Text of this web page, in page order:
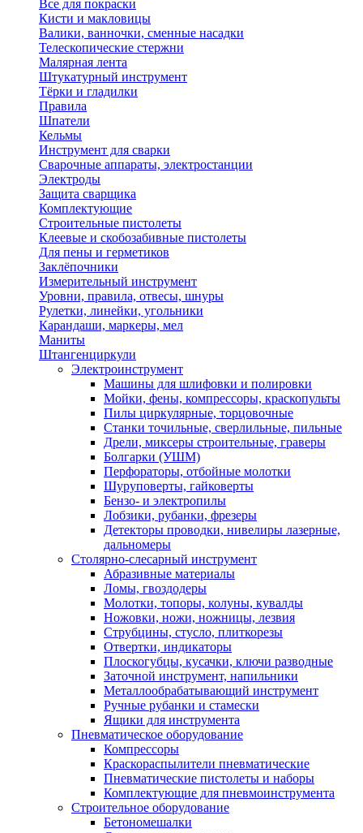
Все для покраски
Кисти и макловицы
Валики, ванночки, сменные насадки
Телескопические стержни
Малярная лента
Штукатурный инструмент
Тёрки и гладилки
Правила
Шпатели
Кельмы
Инструмент для сварки
Сварочные аппараты, электростанции
Электроды
Защита сварщика
Комплектующие
Строительные пистолеты
Клеевые и скобозабивные пистолеты
Для пены и герметиков
Заклёпочники
Измерительный инструмент
Уровни, правила, отвесы, шнуры
Рулетки, линейки, угольники
Карандаши, маркеры, мел
Маниты
Штангенциркули
Электроинструмент
Машины для шлифовки и полировки
Мойки, фены, компрессоры, краскопульты
Пилы циркулярные, торцовочные
Станки точильные, сверлильные, пильные
Дрели, миксеры строительные, граверы
Болгарки (УШМ)
Перфораторы, отбойные молотки
Шуруповерты, гайковерты
Бензо- и электропилы
Лобзики, рубанки, фрезеры
Детекторы проводки, нивелиры лазерные,
дальномеры
Столярно-слесарный инструмент
Абразивные материалы
Ломы, гвоздодеры
Молотки, топоры, колуны, кувалды
Ножовки, ножи, ножницы, лезвия
Струбцины, стусло, плиткорезы
Отвертки, индикаторы
Плоскогубцы, кусачки, ключи разводные
Заточной инструмент, напильники
Металлообрабатывающий инструмент
Ручные рубанки и стамески
Ящики для инструмента
Пневматическое оборудование
Компрессоры
Краскораспылители пневматические
Пневматические пистолеты и наборы
Комплектующие для пневмоинструмента
Строительное оборудование
Бетономешалки